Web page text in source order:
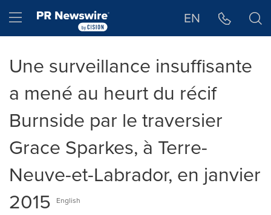
Hamburger menu EN
Une surveillance insuffisante
a mené au heurt du récif
Burnside par le traversier
Grace Sparkes, à Terre-
Neuve-et-Labrador, en janvier
2015
English